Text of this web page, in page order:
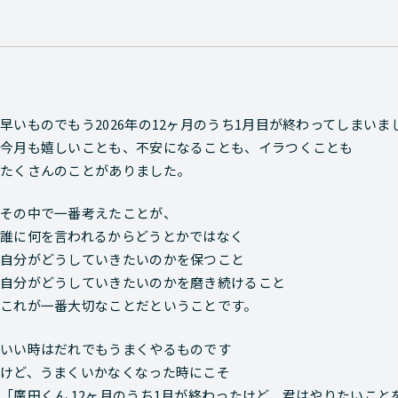
早いものでもう2026年の12ヶ月のうち1月目が終わってしまいま
今月も嬉しいことも、不安になることも、イラつくことも
たくさんのことがありました。
その中で一番考えたことが、
誰に何を言われるからどうとかではなく
自分がどうしていきたいのかを保つこと
自分がどうしていきたいのかを磨き続けること
これが一番大切なことだということです。
いい時はだれでもうまくやるものです
けど、うまくいかなくなった時にこそ